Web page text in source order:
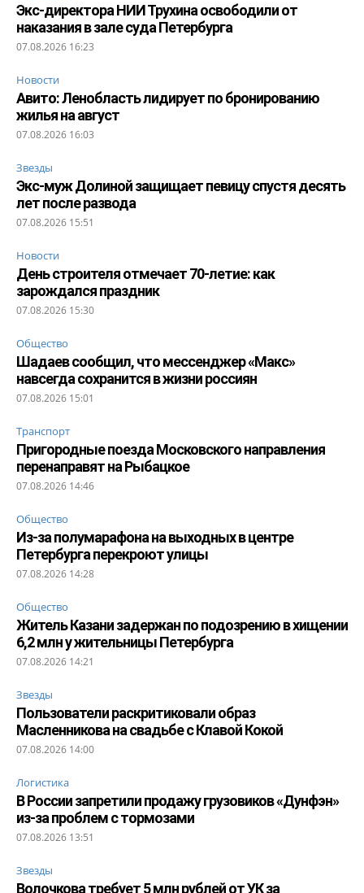
Экс-директора НИИ Трухина освободили от
наказания в зале суда Петербурга
07.08.2026 16:23
Новости
Авито: Ленобласть лидирует по бронированию
жилья на август
07.08.2026 16:03
Звезды
Экс-муж Долиной защищает певицу спустя десять
лет после развода
07.08.2026 15:51
Новости
День строителя отмечает 70-летие: как
зарождался праздник
07.08.2026 15:30
Общество
Шадаев сообщил, что мессенджер «Макс»
навсегда сохранится в жизни россиян
07.08.2026 15:01
Транспорт
Пригородные поезда Московского направления
перенаправят на Рыбацкое
07.08.2026 14:46
Общество
Из-за полумарафона на выходных в центре
Петербурга перекроют улицы
07.08.2026 14:28
Общество
Житель Казани задержан по подозрению в хищении
6,2 млн у жительницы Петербурга
07.08.2026 14:21
Звезды
Пользователи раскритиковали образ
Масленникова на свадьбе с Клавой Кокой
07.08.2026 14:00
Логистика
В России запретили продажу грузовиков «Дунфэн»
из-за проблем с тормозами
07.08.2026 13:51
Звезды
Волочкова требует 5 млн рублей от УК за